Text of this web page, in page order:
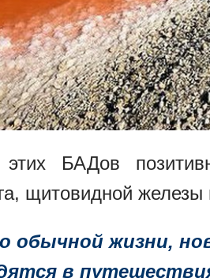
этих БАДов
щитовидной
обычной жизни,
в